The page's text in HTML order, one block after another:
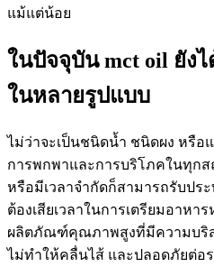
แม้แต่น้อย
ในปัจจุบัน mct oil ยัง
ในหลายรูปแบบ
ไม่ว่าจะเป็นชนิดน้ำ ชนิดผง หรือ
การพกพาและการบริโภคในทุก
หรือมีเวลาจำกัดก็สามารถรับปร
ต้องเสียเวลาในการเตรียมอาห
ผลิตภัณฑ์คุณภาพสูงที่มีความบริ
ไม่ทำให้คลื่นไส้ และปลอดภัยต่อ